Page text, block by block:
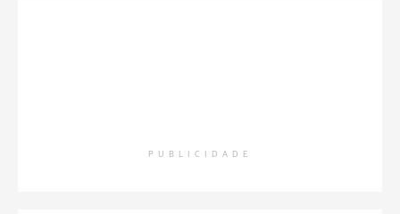
PUBLICIDADE